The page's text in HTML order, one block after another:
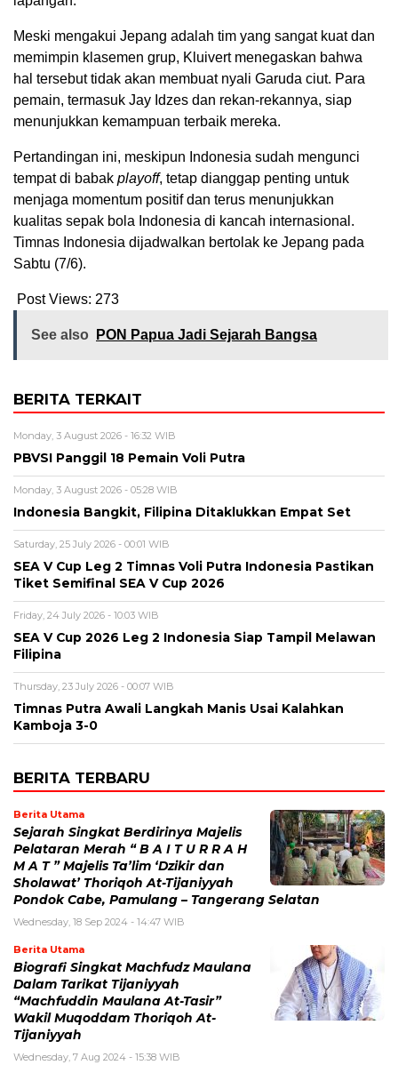
Meski mengakui Jepang adalah tim yang sangat kuat dan
memimpin klasemen grup, Kluivert menegaskan bahwa
hal tersebut tidak akan membuat nyali Garuda ciut. Para
pemain, termasuk Jay Idzes dan rekan-rekannya, siap
menunjukkan kemampuan terbaik mereka.
Pertandingan ini, meskipun Indonesia sudah mengunci
tempat di babak playoff, tetap dianggap penting untuk
menjaga momentum positif dan terus menunjukkan
kualitas sepak bola Indonesia di kancah internasional.
Timnas Indonesia dijadwalkan bertolak ke Jepang pada
Sabtu (7/6).
Post Views: 273
See also PON Papua Jadi Sejarah Bangsa
BERITA TERKAIT
Monday, 3 August 2026 - 16:32 WIB
PBVSI Panggil 18 Pemain Voli Putra
Monday, 3 August 2026 - 05:28 WIB
Indonesia Bangkit, Filipina Ditaklukkan Empat Set
Saturday, 25 July 2026 - 00:01 WIB
SEA V Cup Leg 2 Timnas Voli Putra Indonesia Pastikan
Tiket Semifinal SEA V Cup 2026
Friday, 24 July 2026 - 10:03 WIB
SEA V Cup 2026 Leg 2 Indonesia Siap Tampil Melawan
Filipina
Thursday, 23 July 2026 - 00:07 WIB
Timnas Putra Awali Langkah Manis Usai Kalahkan
Kamboja 3-0
BERITA TERBARU
Berita Utama
Sejarah Singkat Berdirinya Majelis
Pelataran Merah “ B A I T U R R A H
M A T ” Majelis Ta’lim ‘Dzikir dan
Sholawat’ Thoriqoh At-Tijaniyyah
Pondok Cabe, Pamulang – Tangerang Selatan
Wednesday, 18 Sep 2024 - 14:47 WIB
Berita Utama
Biografi Singkat Machfudz Maulana
Dalam Tarikat Tijaniyyah
“Machfuddin Maulana At-Tasir”
Wakil Muqoddam Thoriqoh At-
Tijaniyyah
Wednesday, 7 Aug 2024 - 15:38 WIB